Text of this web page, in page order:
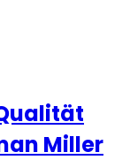
Miller